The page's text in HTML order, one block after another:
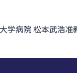
学病院 松本武浩